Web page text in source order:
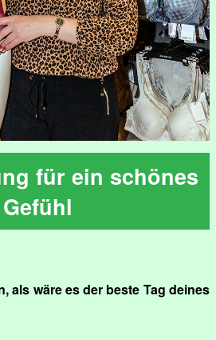
für ein schönes
Gefühl
als wäre es der beste Tag deines